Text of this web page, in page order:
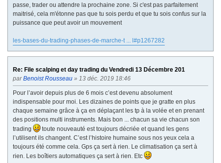
passe, trader ou attendre la prochaine zone. Si c'est pas parfaitement
maitrisé, cela m'étonne pas que tu sois perdu et que tu sois confus sur la
puissance que peut avoir un mouvement
les-bases-du-trading-phases-de-marche-t ... l#p1267282
Re: File scalping et day trading du Vendredi 13 Décembre 201
parBenoist Rousseau » 13 déc. 2019 18:46
Pour l’avoir depuis plus de 6 mois c’est devenu absolument
indispensable pour moi. Les dizaines de points que je gratte en plus
chaque semaine grâce à ça en déplaçant les tp à la volée et en prenant
des positions multi instruments. Mais bon ... chacun sa vie chacun son
trading
toute nouveauté est toujours décriée et quand les gens
l’utilisent ils changent. C’est l’histoire humaine sous nos yeux cela a
toujours été comme cela. Gps ça sert à rien. Le climatisation ça sert à
rien. Les boîtiers automatiques ça sert à rien. Etc